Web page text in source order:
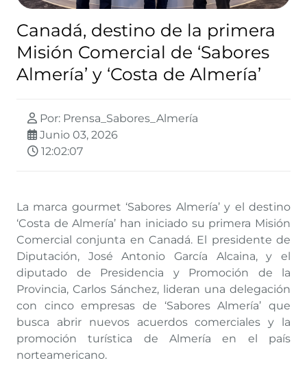
Canadá, destino de la primera
Misión Comercial de ‘Sabores
Almería’ y ‘Costa de Almería’
Por: Prensa_Sabores_Almería
Junio 03, 2026
12:02:07
La marca gourmet ‘Sabores Almería’ y el destino
‘Costa de Almería’ han iniciado su primera Misión
Comercial conjunta en Canadá. El presidente de
Diputación, José Antonio García Alcaina, y el
diputado de Presidencia y Promoción de la
Provincia, Carlos Sánchez, lideran una delegación
con cinco empresas de ‘Sabores Almería’ que
busca abrir nuevos acuerdos comerciales y la
promoción turística de Almería en el país
norteamericano.